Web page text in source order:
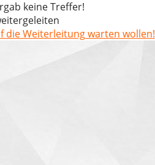
keine Treffer!
die Weiterleitung warten wollen!